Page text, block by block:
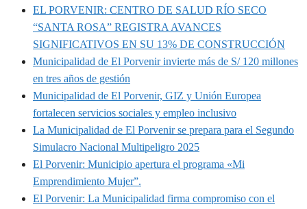
EL PORVENIR: CENTRO DE SALUD RÍO SECO
“SANTA ROSA” REGISTRA AVANCES
SIGNIFICATIVOS EN SU 13% DE CONSTRUCCIÓN
Municipalidad de El Porvenir invierte más de S/ 120 millones
en tres años de gestión
Municipalidad de El Porvenir, GIZ y Unión Europea
fortalecen servicios sociales y empleo inclusivo
La Municipalidad de El Porvenir se prepara para el Segundo
Simulacro Nacional Multipeligro 2025
El Porvenir: Municipio apertura el programa «Mi
Emprendimiento Mujer”.
El Porvenir: La Municipalidad firma compromiso con el